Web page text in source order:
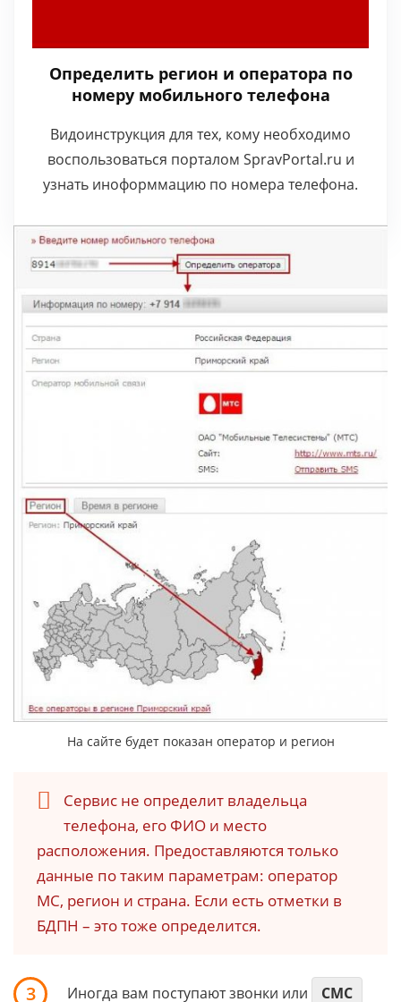
Определить регион и оператора по
номеру мобильного телефона
Видоинструкция для тех, кому необходимо
воспользоваться порталом SpravPortal.ru и
узнать иноформмацию по номера телефона.
На сайте будет показан оператор и регион
Сервис не определит владельца
телефона, его ФИО и место
расположения. Предоставляются только
данные по таким параметрам: оператор
МС, регион и страна. Если есть отметки в
БДПН – это тоже определится.
3 Иногда вам поступают звонки или
СМС